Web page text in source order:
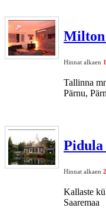
Milton
Hinnat alkaen
Tallinna
Pärnu,
Hinnat alkaen
Kallaste
Saaremaa